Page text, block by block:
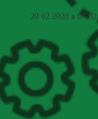
20.02.2020 в